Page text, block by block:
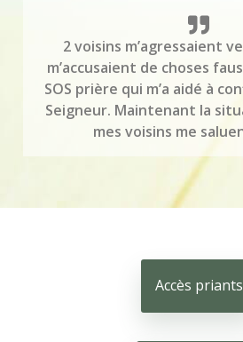
2 voisins m’agressaient
m’accusaient de choses
SOS prière qui m’a aidé à
Seigneur. Maintenant la
mes voisins me
Accès priants